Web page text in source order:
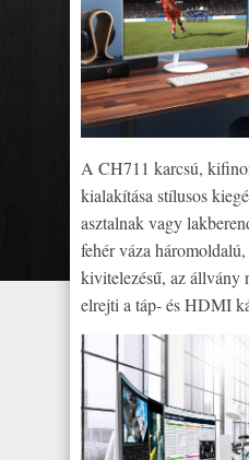
A CH711 karcsú,
kialakítása stílusos
asztalnak vagy
fehér váza
kivitelezésű, az állvány
elrejti a táp- és HDMI